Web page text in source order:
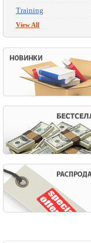
Training
View All